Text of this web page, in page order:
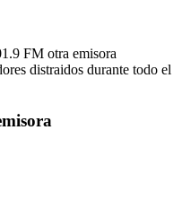
FM otra emisora
distraidos durante todo el